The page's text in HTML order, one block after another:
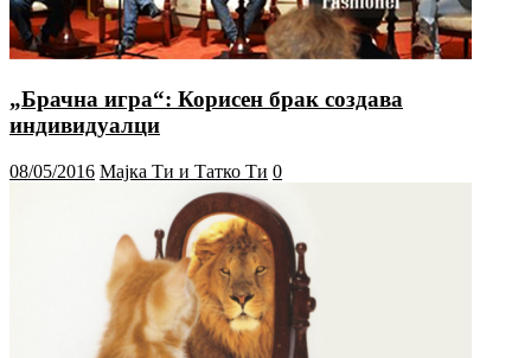
„Брачна игра“: Корисен брак создава
индивидуалци
08/05/2016 Мајка Ти и Татко Ти 0